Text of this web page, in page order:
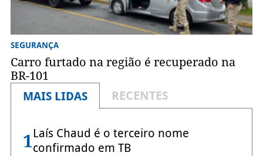
SEGURANÇA
Carro furtado na região é recuperado na
BR-101
MAIS LIDAS
RECENTES
1Laís Chaud é o terceiro nome
confirmado em TB